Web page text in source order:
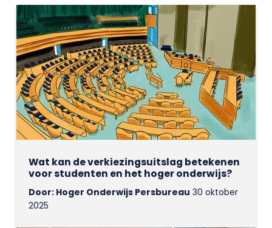
Wat kan de verkiezingsuitslag betekenen
voor studenten en het hoger onderwijs?
Door: Hoger Onderwijs Persbureau 30 oktober
2025